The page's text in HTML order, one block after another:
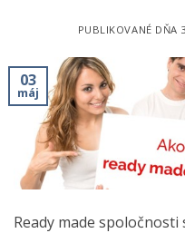
PUBLIKOVANÉ DŇA
03
máj
Ready made